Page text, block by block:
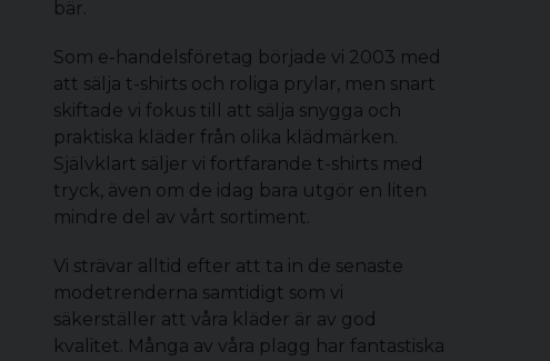
bär.
Som e-handelsföretag började vi 2003 med
att sälja t-shirts och roliga prylar, men snart
skiftade vi fokus till att sälja snygga och
praktiska kläder från olika klädmärken.
Självklart säljer vi fortfarande t-shirts med
tryck, även om de idag bara utgör en liten
mindre del av vårt sortiment.
Vi strävar alltid efter att ta in de senaste
modetrenderna samtidigt som vi
säkerställer att våra kläder är av god
kvalitet. Många av våra plagg har fantastiska